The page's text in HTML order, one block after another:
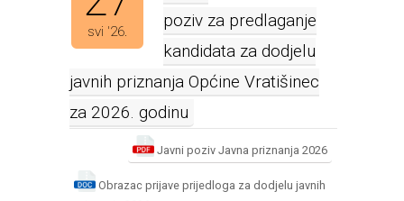
svi '26.
poziv za predlaganje
kandidata za dodjelu
javnih priznanja Općine Vratišinec
za 2026. godinu
Javni poziv Javna priznanja 2026
Obrazac prijave prijedloga za dodjelu javnih